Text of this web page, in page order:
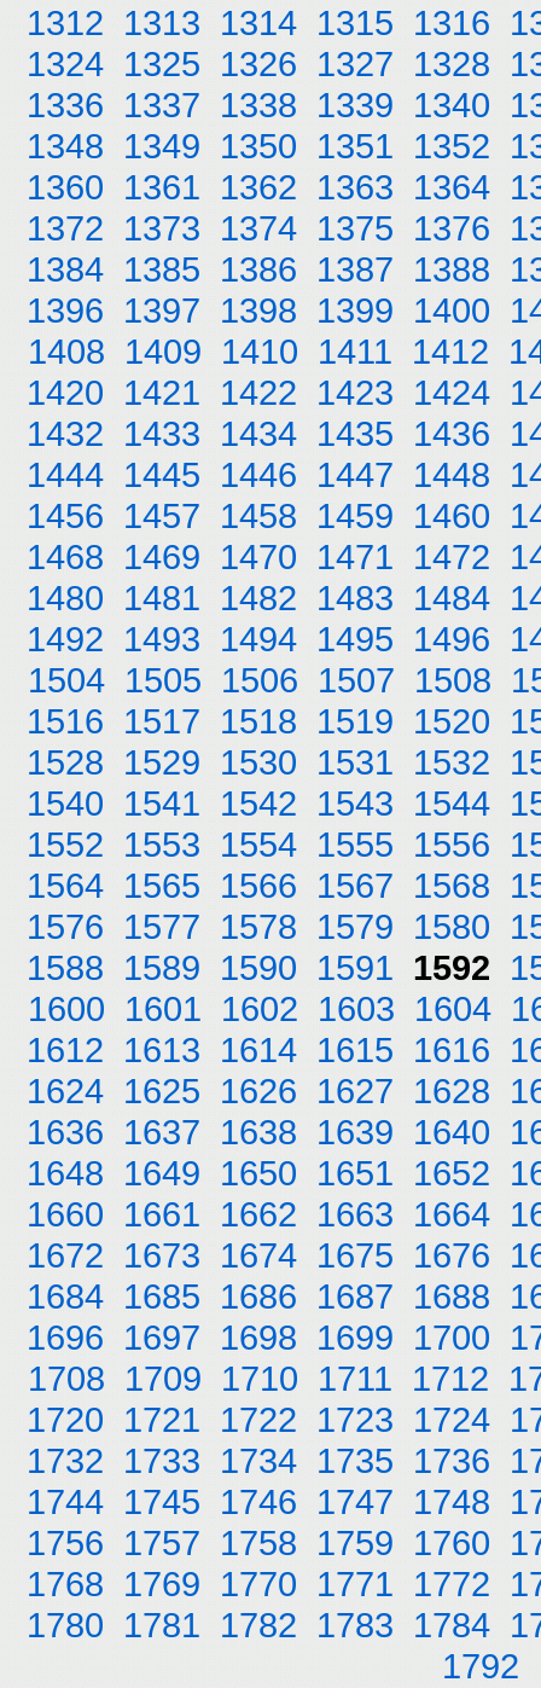
1312 1313 1314 1315 1316
1324 1325 1326 1327 1328
1336 1337 1338 1339 1340
1348 1349 1350 1351 1352
1360 1361 1362 1363 1364
1372 1373 1374 1375 1376
1384 1385 1386 1387 1388
1396 1397 1398 1399 1400
1408 1409 1410 1411 1412
1420 1421 1422 1423 1424
1432 1433 1434 1435 1436
1444 1445 1446 1447 1448
1456 1457 1458 1459 1460
1468 1469 1470 1471 1472
1480 1481 1482 1483 1484
1492 1493 1494 1495 1496
1504 1505 1506 1507 1508
1516 1517 1518 1519 1520
1528 1529 1530 1531 1532
1540 1541 1542 1543 1544
1552 1553 1554 1555 1556
1564 1565 1566 1567 1568
1576 1577 1578 1579 1580
1588 1589 1590 1591 1592
1600 1601 1602 1603 1604
1612 1613 1614 1615 1616
1624 1625 1626 1627 1628
1636 1637 1638 1639 1640
1648 1649 1650 1651 1652
1660 1661 1662 1663 1664
1672 1673 1674 1675 1676
1684 1685 1686 1687 1688
1696 1697 1698 1699 1700
1708 1709 1710 1711 1712
1720 1721 1722 1723 1724
1732 1733 1734 1735 1736
1744 1745 1746 1747 1748
1756 1757 1758 1759 1760
1768 1769 1770 1771 1772
1780 1781 1782 1783 1784
1792